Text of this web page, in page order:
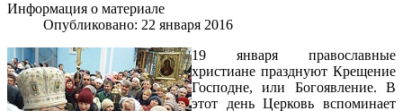
Информация о материале
Опубликовано: 22 января 2016
19 января православные
христиане празднуют Крещение
Господне, или Богоявление. В
этот день Церковь вспоминает